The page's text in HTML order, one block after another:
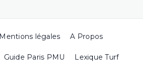
Mentions légales A Propos
Guide Paris PMU Lexique Turf